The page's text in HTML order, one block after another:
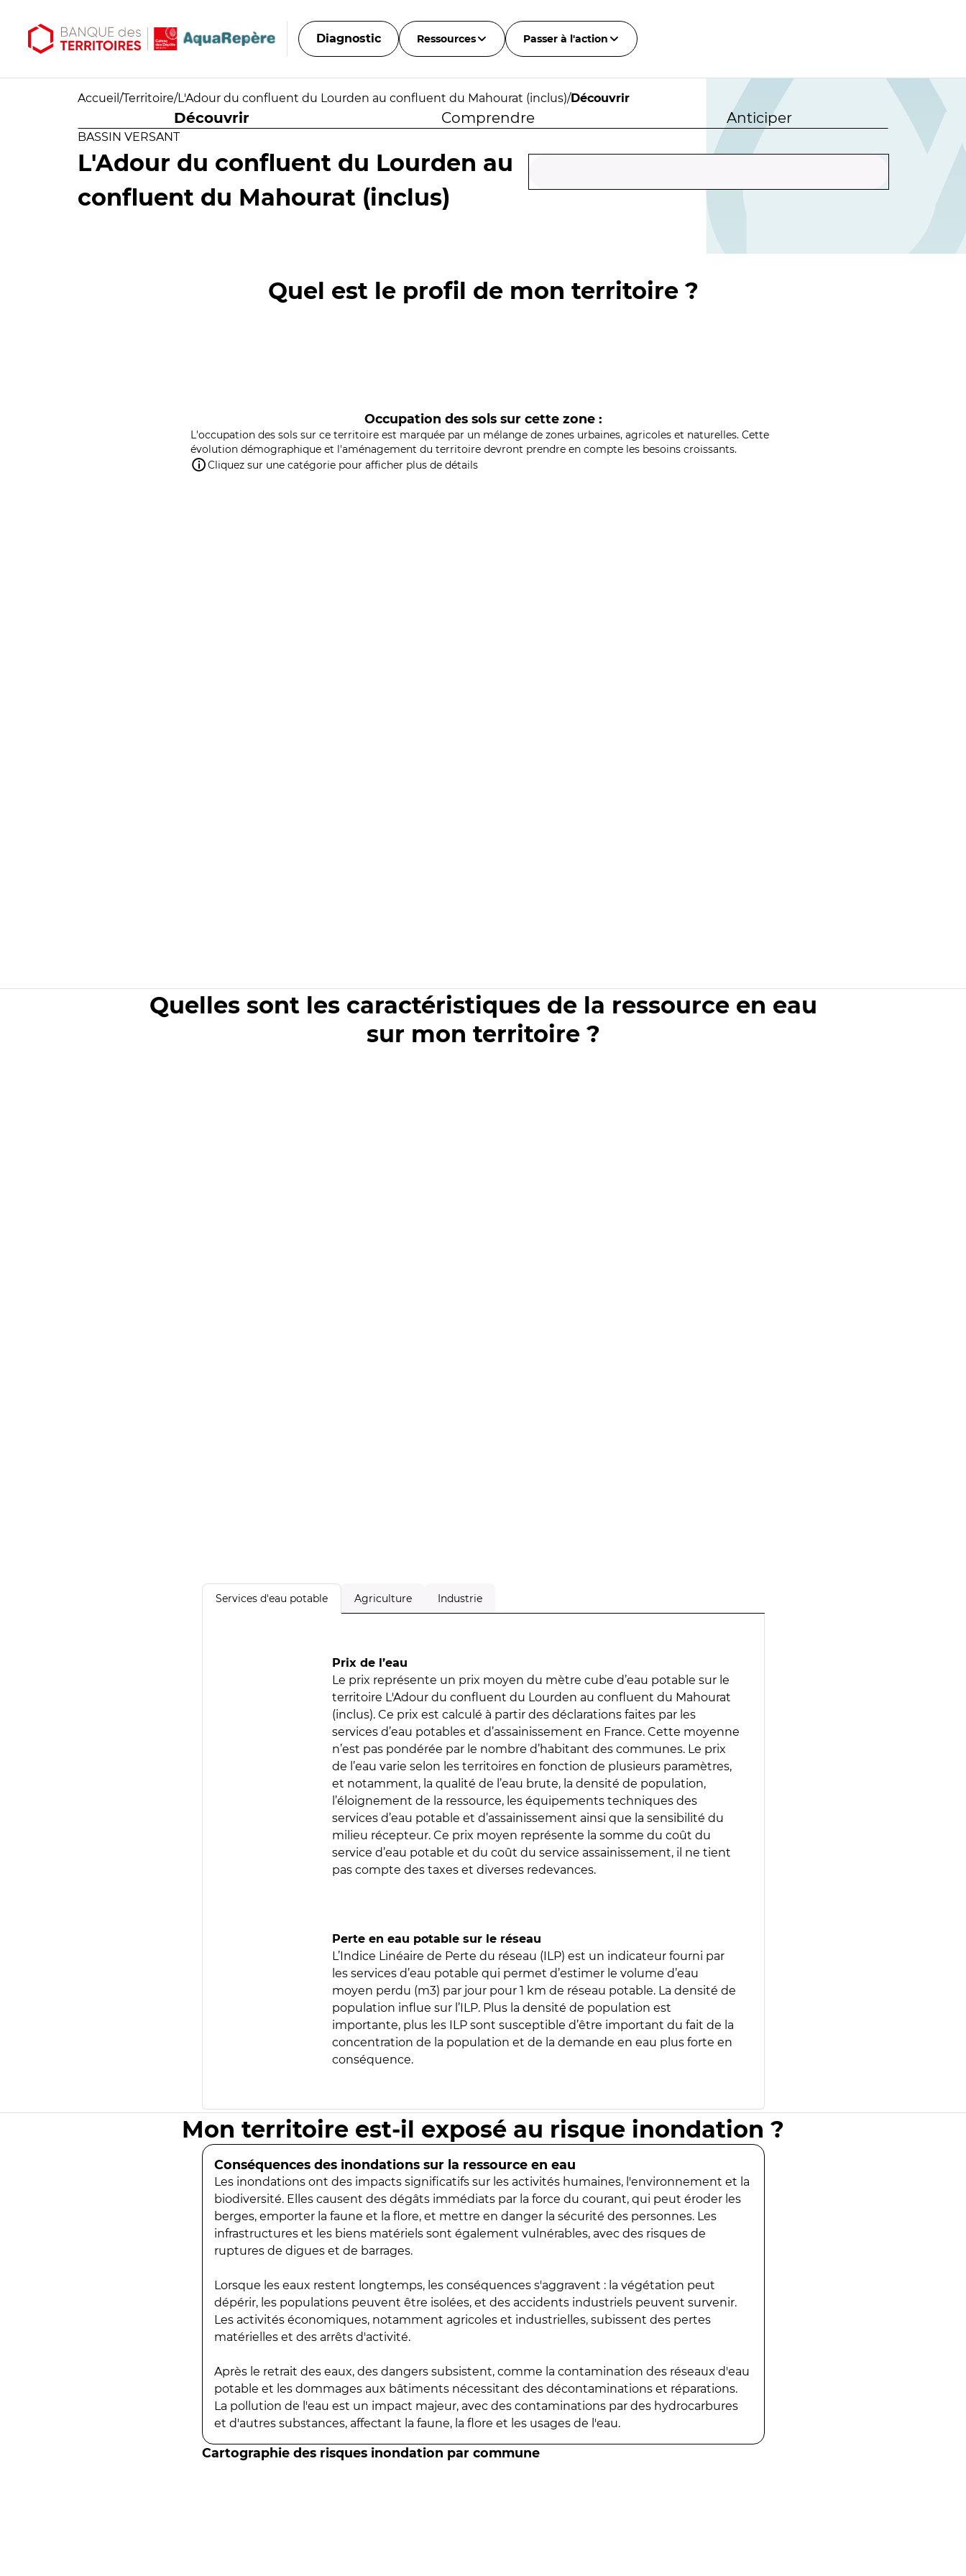
Diagnostic Ressources Passer à l'action
Accueil /Territoire/L'Adour du confluent du Lourden au confluent du Mahourat (inclus)/Découvrir
Découvrir Comprendre Anticiper
BASSIN VERSANT
L'Adour du confluent du Lourden au
confluent du Mahourat (inclus)
Quel est le profil de mon territoire ?
Occupation des sols sur cette zone :
L'occupation des sols sur ce territoire est marquée par un mélange de zones urbaines, agricoles et naturelles. Cette
évolution démographique et l'aménagement du territoire devront prendre en compte les besoins croissants.
Cliquez sur une catégorie pour afficher plus de détails
Quelles sont les caractéristiques de la ressource en eau
sur mon territoire ?
Services d'eau potable Agriculture Industrie
Prix de l’eau
Le prix représente un prix moyen du mètre cube d’eau potable sur le
territoire L'Adour du confluent du Lourden au confluent du Mahourat
(inclus). Ce prix est calculé à partir des déclarations faites par les
services d’eau potables et d’assainissement en France. Cette moyenne
n’est pas pondérée par le nombre d’habitant des communes. Le prix
de l’eau varie selon les territoires en fonction de plusieurs paramètres,
et notamment, la qualité de l’eau brute, la densité de population,
l’éloignement de la ressource, les équipements techniques des
services d’eau potable et d’assainissement ainsi que la sensibilité du
milieu récepteur. Ce prix moyen représente la somme du coût du
service d’eau potable et du coût du service assainissement, il ne tient
pas compte des taxes et diverses redevances.
Perte en eau potable sur le réseau
L’Indice Linéaire de Perte du réseau (ILP) est un indicateur fourni par
les services d’eau potable qui permet d’estimer le volume d’eau
moyen perdu (m3) par jour pour 1 km de réseau potable. La densité de
population influe sur l’ILP. Plus la densité de population est
importante, plus les ILP sont susceptible d’être important du fait de la
concentration de la population et de la demande en eau plus forte en
conséquence.
Mon territoire est-il exposé au risque inondation ?
Conséquences des inondations sur la ressource en eau
Les inondations ont des impacts significatifs sur les activités humaines, l'environnement et la
biodiversité. Elles causent des dégâts immédiats par la force du courant, qui peut éroder les
berges, emporter la faune et la flore, et mettre en danger la sécurité des personnes. Les
infrastructures et les biens matériels sont également vulnérables, avec des risques de
ruptures de digues et de barrages.
Lorsque les eaux restent longtemps, les conséquences s'aggravent : la végétation peut
dépérir, les populations peuvent être isolées, et des accidents industriels peuvent survenir.
Les activités économiques, notamment agricoles et industrielles, subissent des pertes
matérielles et des arrêts d'activité.
Après le retrait des eaux, des dangers subsistent, comme la contamination des réseaux d'eau
potable et les dommages aux bâtiments nécessitant des décontaminations et réparations.
La pollution de l'eau est un impact majeur, avec des contaminations par des hydrocarbures
et d'autres substances, affectant la faune, la flore et les usages de l'eau.
Cartographie des risques inondation par commune